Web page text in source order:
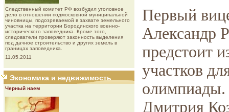
Следственный комитет РФ возбудил уголовное
дело в отношении подмосковной муниципальной
чиновницы, подозреваемой в захвате земельного
участка на территории Бородинского военно-
исторического заповедника. Кроме того,
следователи проверяют законность выделения
под дачное строительство и других земель в
границах заповедника.
11.05.2011
Экономика и недвижимость
Черный наем
Первый
Александр
предстоит
участков
олимпиады.
Дмитрия